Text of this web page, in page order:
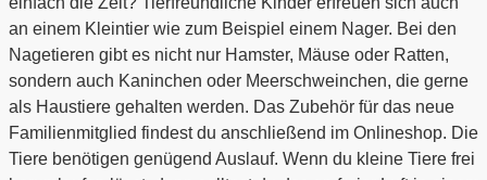
an einem Kleintier wie zum Beispiel einem Nager. Bei den
Nagetieren gibt es nicht nur Hamster, Mäuse oder Ratten,
sondern auch Kaninchen oder Meerschweinchen, die gerne
als Haustiere gehalten werden. Das Zubehör für das neue
Familienmitglied findest du anschließend im Onlineshop. Die
Tiere benötigen genügend Auslauf. Wenn du kleine Tiere frei